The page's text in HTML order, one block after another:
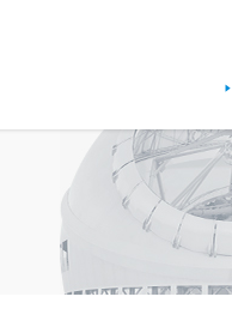
2020 2019 2018
2020 2019 2018
2020 2019 2018